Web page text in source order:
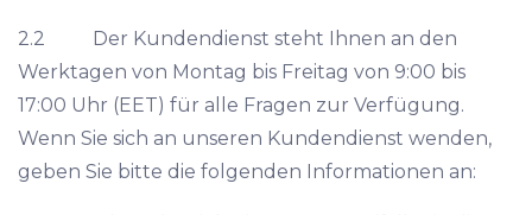
2.2 Der Kundendienst steht Ihnen an den
Werktagen von Montag bis Freitag von 9:00 bis
17:00 Uhr (EET) für alle Fragen zur Verfügung.
Wenn Sie sich an unseren Kundendienst wenden,
geben Sie bitte die folgenden Informationen an: